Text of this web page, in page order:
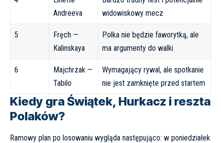
Andreeva
widowiskowy mecz
5
Fręch —
Kalinskaya
Polka nie będzie faworytką, ale
ma argumenty do walki
6
Majchrzak —
Tabilo
Wymagający rywal, ale spotkanie
nie jest zamknięte przed startem
Kiedy gra Świątek, Hurkacz i reszta
Polaków?
Ramowy plan po losowaniu wygląda następująco: w poniedziałek